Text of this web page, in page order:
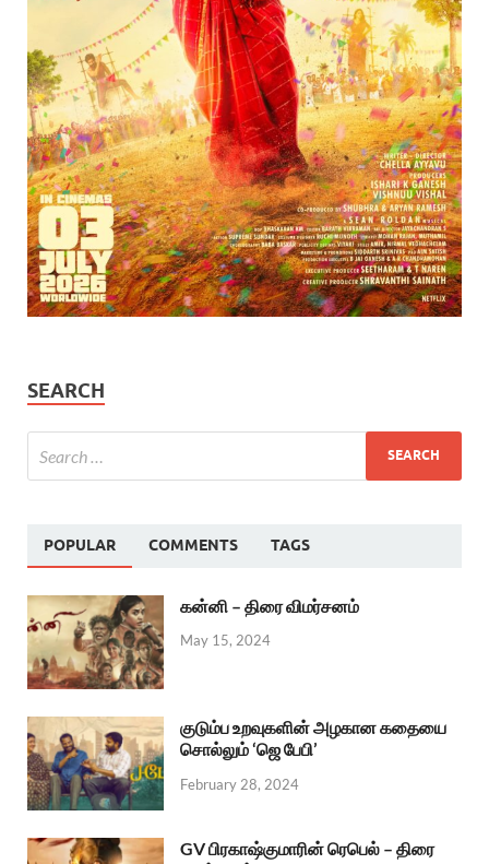
SEARCH
POPULAR COMMENTS TAGS
கன்னி – திரை விமர்சனம்
May 15, 2024
குடும்ப உறவுகளின் அழகான கதையை
சொல்லும் ‘ஜெ பேபி’
February 28, 2024
GV பிரகாஷ்குமாரின் ரெபெல் – திரை